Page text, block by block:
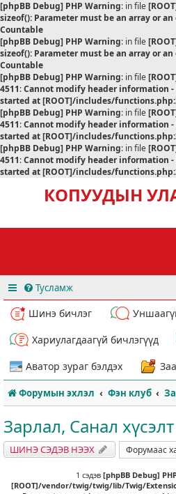
[phpBB Debug] PHP Warning: in file
sizeof(): Parameter must be an array or
Countable
[phpBB Debug] PHP Warning: in file
sizeof(): Parameter must be an array or
Countable
[phpBB Debug] PHP Warning: in file
4511:Cannot modify header information
started at [ROOT]/includes/
[phpBB Debug] PHP Warning: in file
4511:Cannot modify header information
started at [ROOT]/includes/
[phpBB Debug] PHP Warning: in file
4511:Cannot modify header information
started at [ROOT]/includes/
КОПУУДЫН
Тусламж
Шинэ бичлэг
Хариулагдаагүй бичлэгүүд
Аватор зураг бэлдэх
Форумын эхлэл Фэн клуб
Зарлал, Санал хүсэлт
ШИНЭ СЭДЭВ НЭЭХ
1 сэдэв [phpBB Debug]
[ROOT]/vendor/twig/twig/lib/Twig/